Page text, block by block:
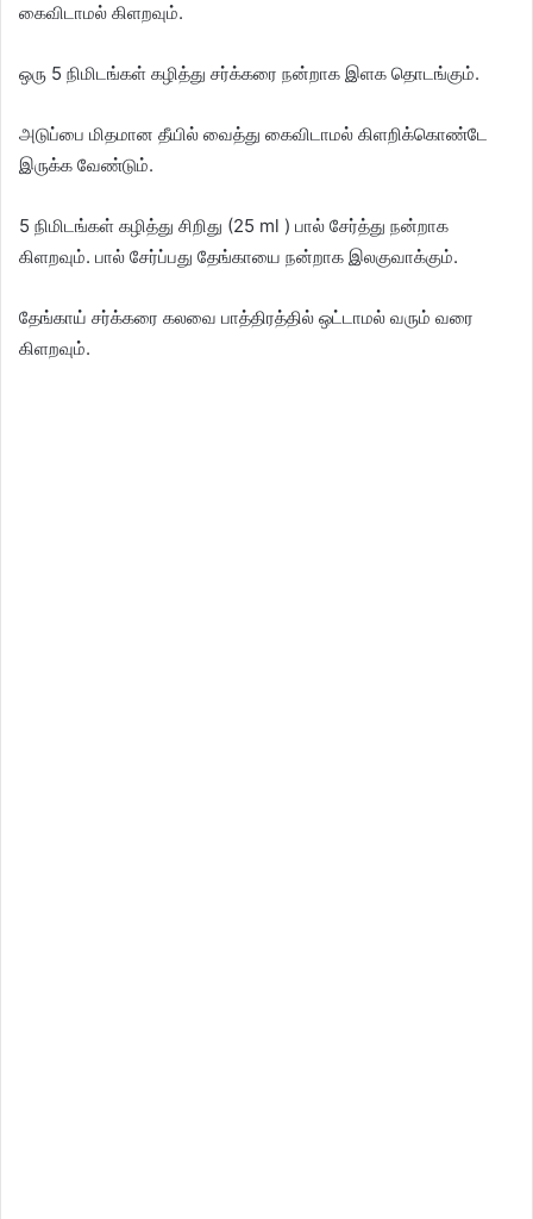
கைவிடாமல் கிளறவும்.
ஒரு 5 நிமிடங்கள் கழித்து சர்க்கரை நன்றாக இளக தொடங்கும்.
அடுப்பை மிதமான தீயில் வைத்து கைவிடாமல் கிளறிக்கொண்டே
இருக்க வேண்டும்.
5 நிமிடங்கள் கழித்து சிறிது (25 ml ) பால் சேர்த்து நன்றாக
கிளறவும். பால் சேர்ப்பது தேங்காயை நன்றாக இலகுவாக்கும்.
தேங்காய் சர்க்கரை கலவை பாத்திரத்தில் ஒட்டாமல் வரும் வரை
கிளறவும்.